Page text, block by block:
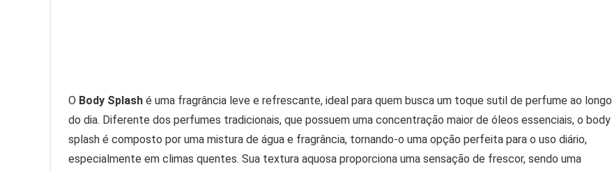
O Body Splash é uma fragrância leve e refrescante, ideal para quem busca um toque sutil de perfume ao longo
do dia. Diferente dos perfumes tradicionais, que possuem uma concentração maior de óleos essenciais, o body
splash é composto por uma mistura de água e fragrância, tornando-o uma opção perfeita para o uso diário,
especialmente em climas quentes. Sua textura aquosa proporciona uma sensação de frescor, sendo uma